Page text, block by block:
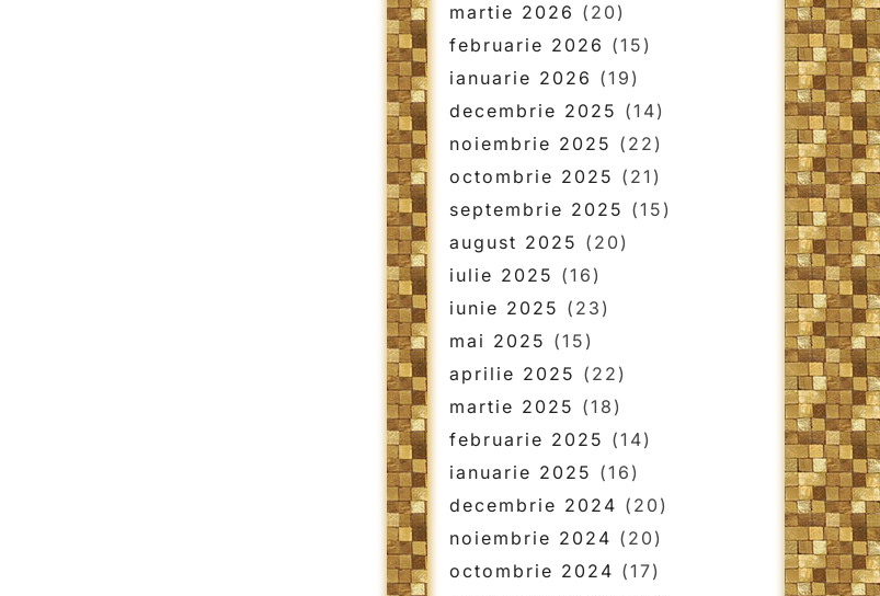
martie 2026 (20)
februarie 2026 (15)
ianuarie 2026 (19)
decembrie 2025 (14)
noiembrie 2025 (22)
octombrie 2025 (21)
septembrie 2025 (15)
august 2025 (20)
iulie 2025 (16)
iunie 2025 (23)
mai 2025 (15)
aprilie 2025 (22)
martie 2025 (18)
februarie 2025 (14)
ianuarie 2025 (16)
decembrie 2024 (20)
noiembrie 2024 (20)
octombrie 2024 (17)